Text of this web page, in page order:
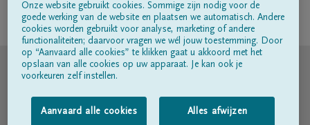
Volg ons op
© DELA
Gebruiksvoorwaarden
Onze website gebruikt cookies. Sommige zijn nodig voor de
goede werking van de website en plaatsen we automatisch. Andere
cookies worden gebruikt voor analyse, marketing of andere
functionaliteiten; daarvoor vragen we wél jouw toestemming. Door
op “Aanvaard alle cookies” te klikken gaat u akkoord met het
opslaan van alle cookies op uw apparaat. Je kan ook je
voorkeuren zelf instellen.
Aanvaard alle cookies Alles afwijzen